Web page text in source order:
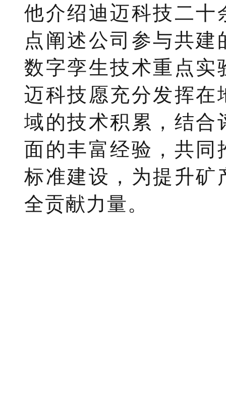
他介绍迪迈科技二
点阐述公司参与共
数字孪生技术重点
迈科技愿充分发挥
域的技术积累，结
面的丰富经验，共
标准建设，为提升
全贡献力量。